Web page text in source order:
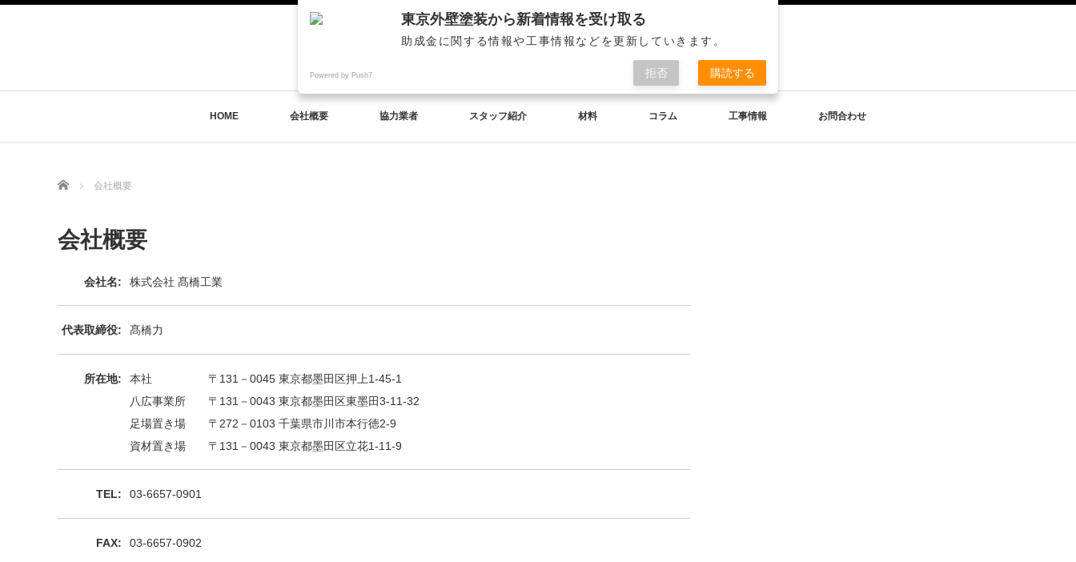
HOME 会社概要 協力業者 スタッフ紹介 材料 コラム 工事情報 お問合わせ
Home 会社概要
会社概要
会社名: 株式会社 髙橋工業
代表取締役: 髙橋力
所在地:
本社 〒131－0045 東京都墨田区押上1-45-1
八広事業所 〒131－0043 東京都墨田区東墨田3-11-32
足場置き場 〒272－0103 千葉県市川市本行徳2-9
資材置き場 〒131－0043 東京都墨田区立花1-11-9
TEL: 03-6657-0901
FAX: 03-6657-0902
東京外壁塗装から新着情報を受け取る
助成金に関する情報や工事情報などを更新していきます。
Powered by Push7 拒否 購読する